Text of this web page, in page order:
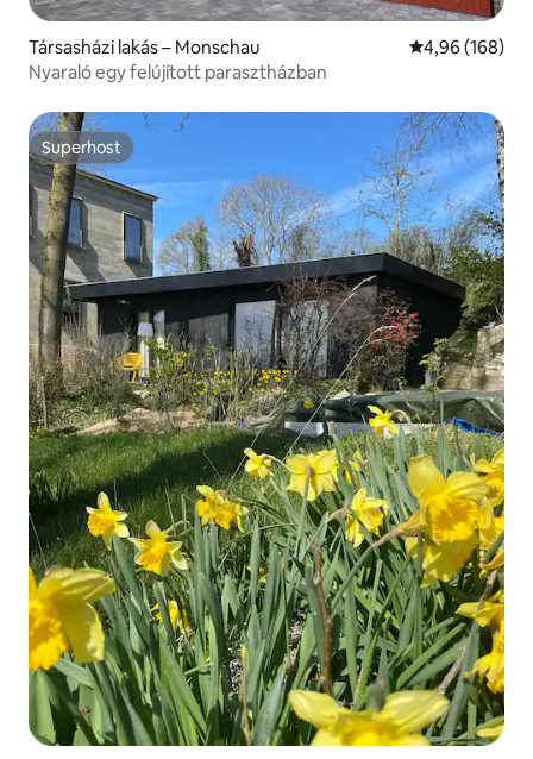
Társasházi lakás – Monschau Átlagos
4,96 (168)
Nyaraló egy felújított parasztházban
Superhost
Superhost